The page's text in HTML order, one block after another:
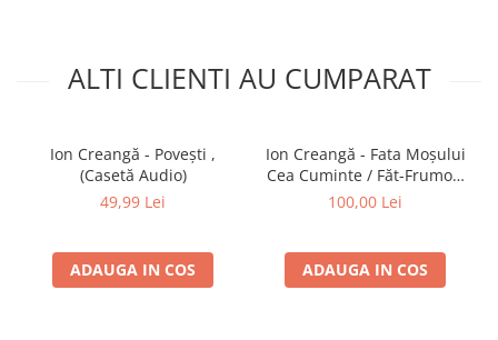
ALTI CLIENTI AU CUMPARAT
Ion Creangă - Povești ,
(Casetă Audio)
49,99 Lei
ADAUGA IN COS
Ion Creangă - Fata Moșului
Cea Cuminte / Făt-Frumos,
Voinicul Codrului , (Casetă
100,00 Lei
ADAUGA IN COS